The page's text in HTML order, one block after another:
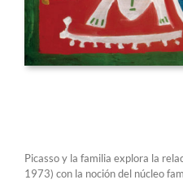
Picasso y la familia explora la
1973) con la noción del núcleo